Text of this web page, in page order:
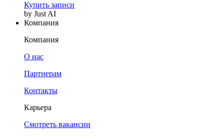
Купить записи
by Just AI
Компания
Компания
О нас
Партнерам
Контакты
Карьера
Смотреть вакансии